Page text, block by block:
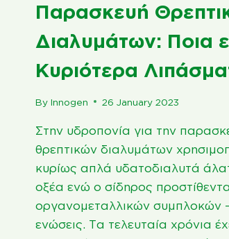
Παρασκευή
Διαλυμάτων: Ποια
Κυριότερα
By Innogen 26 January 2023
Στην υδροπονία για την
θρεπτικών διαλυμάτων
κυρίως απλά υδατοδιαλυτά
οξέα ενώ ο σίδηρος
οργανομεταλλικών συμπλοκών –
ενώσεις. Τα τελευταία χρόνια